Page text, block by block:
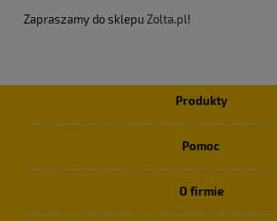
Zapraszamy do sklepuZolta.pl!
Produkty
Pomoc
O firmie